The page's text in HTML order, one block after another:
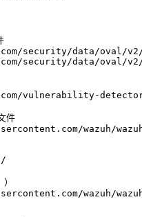
security/data/oval/
security/data/oval/
vulnerability-
件
wazuh/
wazuh/